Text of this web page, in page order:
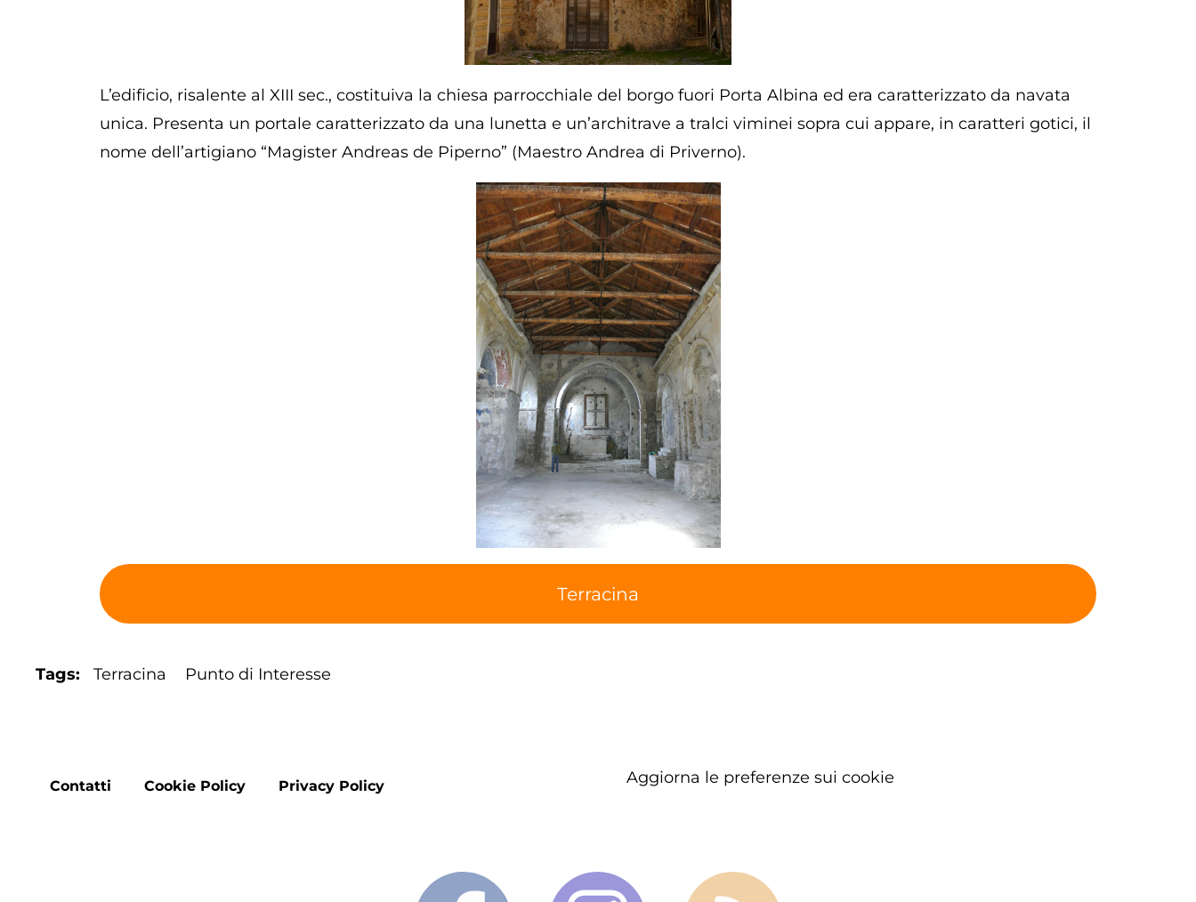
L’edificio, risalente al XIII sec., costituiva la chiesa parrocchiale del borgo fuori Porta Albina ed era caratterizzato da navata
unica. Presenta un portale caratterizzato da una lunetta e un’architrave a tralci viminei sopra cui appare, in caratteri gotici, il
nome dell’artigiano “Magister Andreas de Piperno” (Maestro Andrea di Priverno).
Terracina
Tags Terracina Punto di Interesse
Footer
Contatti Cookie Policy Privacy Policy Aggiorna le preferenze sui cookie